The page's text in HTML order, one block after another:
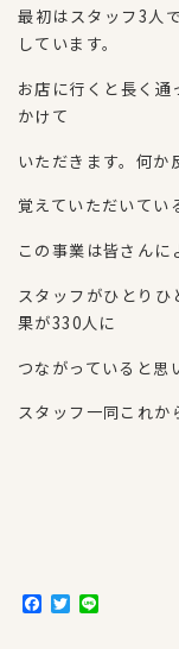
最初はスタッフ3人
しています。
お店に行くと長く通
かけて
いただきます。何か
覚えていただいてい
この事業は皆さんに
スタッフがひとり
果が330人に
つながっていると思
スタッフ一同これか
F
a
T
w